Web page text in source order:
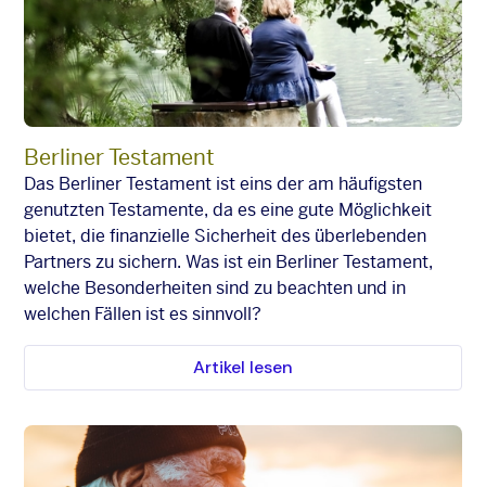
Berliner Testament
Das Berliner Testament ist eins der am häufigsten
genutzten Testamente, da es eine gute Möglichkeit
bietet, die finanzielle Sicherheit des überlebenden
Partners zu sichern. Was ist ein Berliner Testament,
welche Besonderheiten sind zu beachten und in
welchen Fällen ist es sinnvoll?
Artikel lesen